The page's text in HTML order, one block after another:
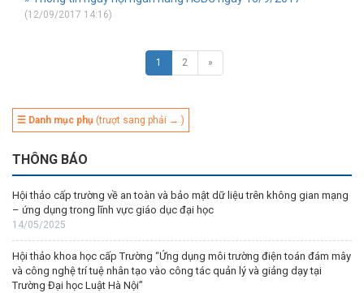
(12/09/2017 14:16)
1 2 »
☰ Danh mục phụ (trượt sang phải → )
THÔNG BÁO
Hội thảo cấp trường về an toàn và bảo mật dữ liệu trên không gian mạng
– ứng dụng trong lĩnh vực giáo dục đại học
14/05/2025
Hội thảo khoa học cấp Trường “Ứng dụng môi trường điện toán đám mây
và công nghệ trí tuệ nhân tạo vào công tác quản lý và giảng dạy tại
Trường Đại học Luật Hà Nội”